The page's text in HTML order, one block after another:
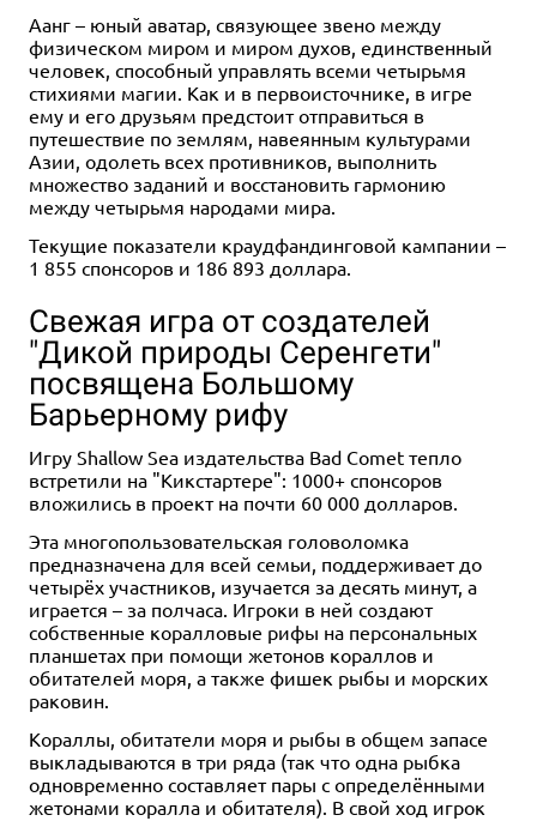
Аанг – юный аватар, связующее звено между
физическом миром и миром духов, единственный
человек, способный управлять всеми четырьмя
стихиями магии. Как и в первоисточнике, в игре
ему и его друзьям предстоит отправиться в
путешествие по землям, навеянным культурами
Азии, одолеть всех противников, выполнить
множество заданий и восстановить гармонию
между четырьмя народами мира.
Текущие показатели краудфандинговой кампании –
1 855 спонсоров и 186 893 доллара.
Свежая игра от создателей
"Дикой природы Серенгети"
посвящена Большому
Барьерному рифу
Игру Shallow Sea издательства Bad Comet тепло
встретили на "Кикстартере": 1000+ спонсоров
вложились в проект на почти 60 000 долларов.
Эта многопользовательская головоломка
предназначена для всей семьи, поддерживает до
четырёх участников, изучается за десять минут, а
играется – за полчаса. Игроки в ней создают
собственные коралловые рифы на персональных
планшетах при помощи жетонов кораллов и
обитателей моря, а также фишек рыбы и морских
раковин.
Кораллы, обитатели моря и рыбы в общем запасе
выкладываются в три ряда (так что одна рыбка
одновременно составляет пары с определёнными
жетонами коралла и обитателя). В свой ход игрок